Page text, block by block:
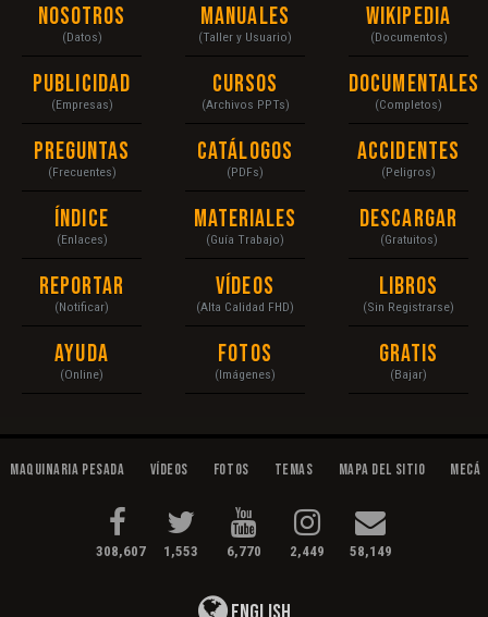
Nosotros
(Datos)
Publicidad
(Empresas)
Preguntas
(Frecuentes)
Índice
(Enlaces)
Reportar
(Notificar)
Ayuda
(Online)
Manuales
(Taller y Usuario)
Cursos
(Archivos PPTs)
Catálogos
(PDFs)
Materiales
(Guía Trabajo)
Vídeos
(Alta Calidad FHD)
Fotos
(Imágenes)
Wikipedia
(Documentos)
Documentales
(Completos)
Accidentes
(Peligros)
Descargar
(Gratuitos)
Libros
(Sin Registrarse)
Gratis
(Bajar)
Maquinaria Pesada Vídeos Fotos Temas Mapa del Sitio
308,607 1,553 6,770 2,449 58,149